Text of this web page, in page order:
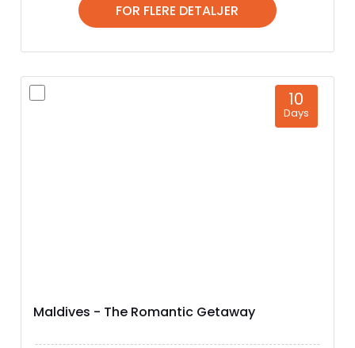
FOR FLERE DETALJER
10
Days
Maldives - The Romantic Getaway